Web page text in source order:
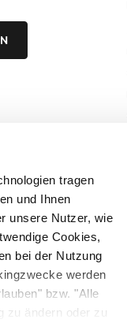
tragen
und Ihnen
unsere Nutzer, wie
Cookies,
bei der Nutzung
werden
bzw. "Alle
zu ändern oder zu